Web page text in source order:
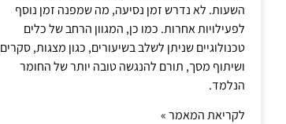
השעות. לא נדרש זמן נסיעה, מה שמפנה זמן נוסף
לפעילויות אחרות. כמו כן, המגוון הרחב של כלים
טכנולוגיים שניתן לשלב בשיעורים, כגון מצגות, סקרים
ושיתוף מסך, תורם להנגשה טובה יותר של החומר
הנלמד.
לקריאת המאמר »